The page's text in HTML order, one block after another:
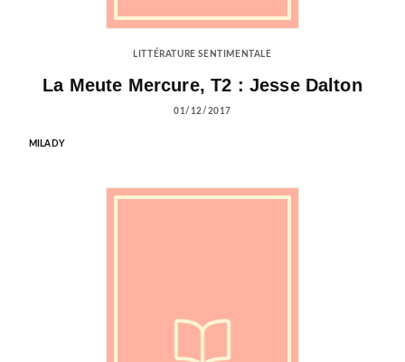
LITTÉRATURE SENTIMENTALE
La Meute Mercure, T2 : Jesse Dalton
01/12/2017
MILADY